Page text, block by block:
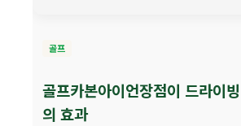
골프
골프카본아이언장점이 드라이
의 효과